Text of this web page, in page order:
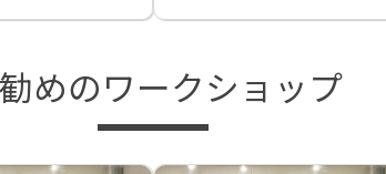
めのワークショップ